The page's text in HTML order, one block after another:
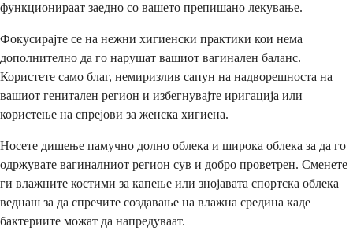
функционираат заедно со вашето препишано лекување.
Фокусирајте се на нежни хигиенски практики кои нема
дополнително да го нарушат вашиот вагинален баланс.
Користете само благ, немиризлив сапун на надворешноста на
вашиот генитален регион и избегнувајте иригација или
користење на спрејови за женска хигиена.
Носете дишење памучно долно облека и широка облека за да го
одржувате вагиналниот регион сув и добро проветрен. Сменете
ги влажните костими за капење или знојавата спортска облека
веднаш за да спречите создавање на влажна средина каде
бактериите можат да напредуваат.